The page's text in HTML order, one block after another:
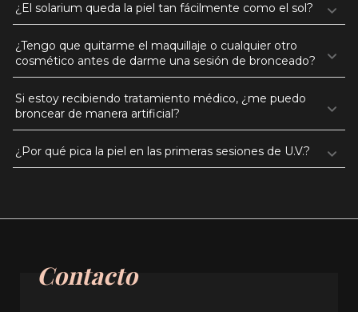
¿El solarium queda la piel tan fácilmente como el sol?
¿Tengo que quitarme el maquillaje o cualquier otro
cosmético antes de darme una sesión de bronceado?
Si estoy recibiendo tratamiento médico, ¿me puedo
broncear de manera artificial?
¿Por qué pica la piel en las primeras sesiones de U.V.?
Contacto